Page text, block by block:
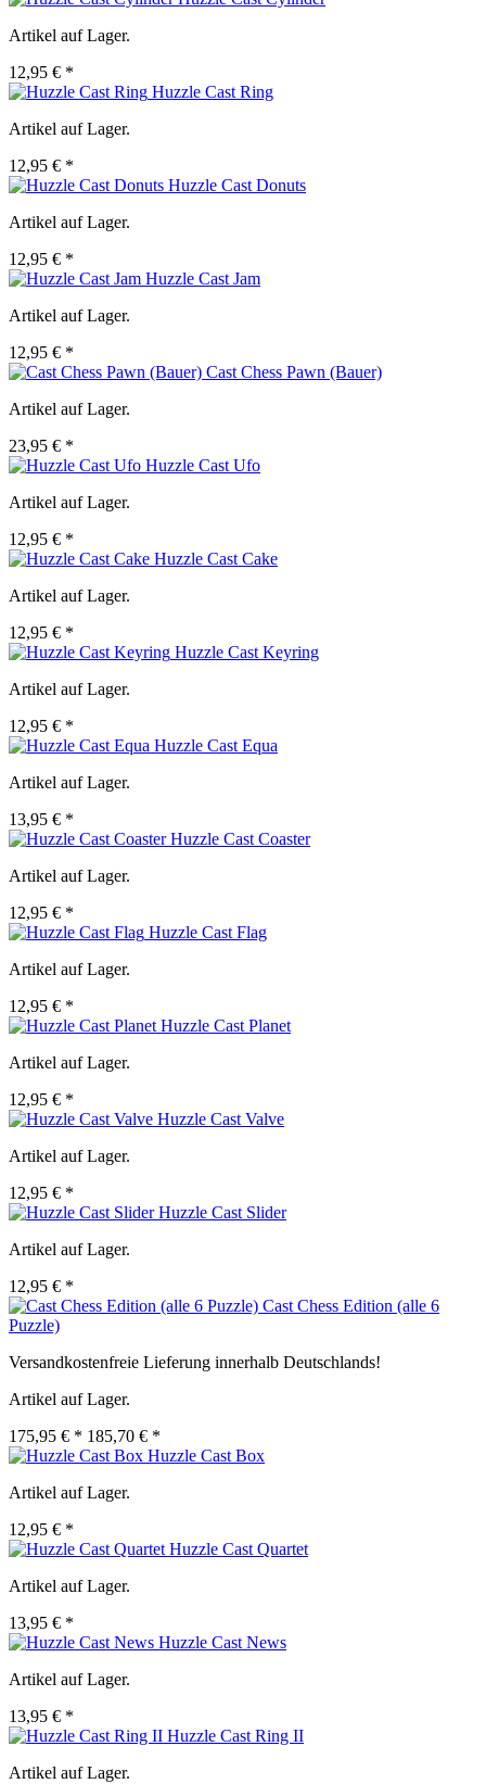
Artikel auf Lager.
12,95 € *
Huzzle Cast Ring
Artikel auf Lager.
12,95 € *
Huzzle Cast Donuts
Artikel auf Lager.
12,95 € *
Huzzle Cast Jam
Artikel auf Lager.
12,95 € *
Cast Chess Pawn (Bauer)
Artikel auf Lager.
23,95 € *
Huzzle Cast Ufo
Artikel auf Lager.
12,95 € *
Huzzle Cast Cake
Artikel auf Lager.
12,95 € *
Huzzle Cast Keyring
Artikel auf Lager.
12,95 € *
Huzzle Cast Equa
Artikel auf Lager.
13,95 € *
Huzzle Cast Coaster
Artikel auf Lager.
12,95 € *
Huzzle Cast Flag
Artikel auf Lager.
12,95 € *
Huzzle Cast Planet
Artikel auf Lager.
12,95 € *
Huzzle Cast Valve
Artikel auf Lager.
12,95 € *
Huzzle Cast Slider
Artikel auf Lager.
12,95 € *
Cast Chess Edition (alle 6
Puzzle)
Versandkostenfreie Lieferung innerhalb Deutschlands!
Artikel auf Lager.
175,95 € * 185,70 € *
Huzzle Cast Box
Artikel auf Lager.
12,95 € *
Huzzle Cast Quartet
Artikel auf Lager.
13,95 € *
Huzzle Cast News
Artikel auf Lager.
13,95 € *
Huzzle Cast Ring II
Artikel auf Lager.